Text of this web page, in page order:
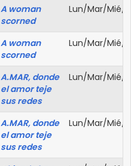
A woman
scorned
Lun/Mar/Mié/
A woman
scorned
Lun/Mar/Mié/
A.MAR, donde
el amor teje
sus redes
Lun/Mar/Mié/
A.MAR, donde
el amor teje
sus redes
Lun/Mar/Mié/